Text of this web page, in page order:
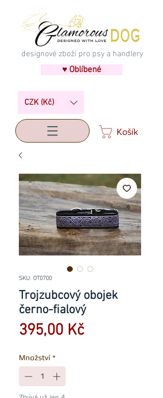
designové zboží pro psy a handlery
♥ Oblíbené
CZK (Kč)
Košík
SKU: OT0700
Trojzubcový obojek
černo-fialový
395,00 KčCena
Množství *